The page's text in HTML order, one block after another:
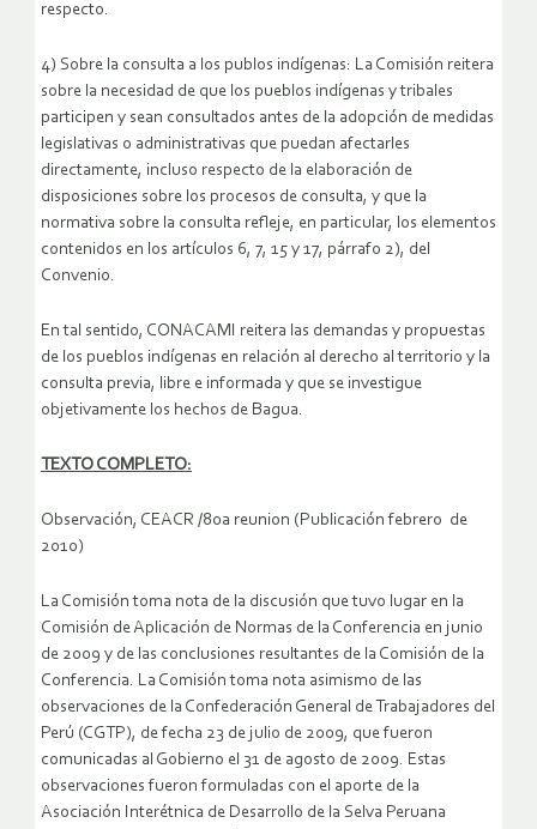
respecto.
4) Sobre la consulta a los publos indígenas: La Comisión reitera
sobre la necesidad de que los pueblos indígenas y tribales
participen y sean consultados antes de la adopción de medidas
legislativas o administrativas que puedan afectarles
directamente, incluso respecto de la elaboración de
disposiciones sobre los procesos de consulta, y que la
normativa sobre la consulta refleje, en particular, los elementos
contenidos en los artículos 6, 7, 15 y 17, párrafo 2), del
Convenio.
En tal sentido, CONACAMI reitera las demandas y propuestas
de los pueblos indígenas en relación al derecho al territorio y la
consulta previa, libre e informada y que se investigue
objetivamente los hechos de Bagua.
TEXTO COMPLETO:
Observación, CEACR /80a reunion (Publicación febrero de
2010)
La Comisión toma nota de la discusión que tuvo lugar en la
Comisión de Aplicación de Normas de la Conferencia en junio
de 2009 y de las conclusiones resultantes de la Comisión de la
Conferencia. La Comisión toma nota asimismo de las
observaciones de la Confederación General de Trabajadores del
Perú (CGTP), de fecha 23 de julio de 2009, que fueron
comunicadas al Gobierno el 31 de agosto de 2009. Estas
observaciones fueron formuladas con el aporte de la
Asociación Interétnica de Desarrollo de la Selva Peruana